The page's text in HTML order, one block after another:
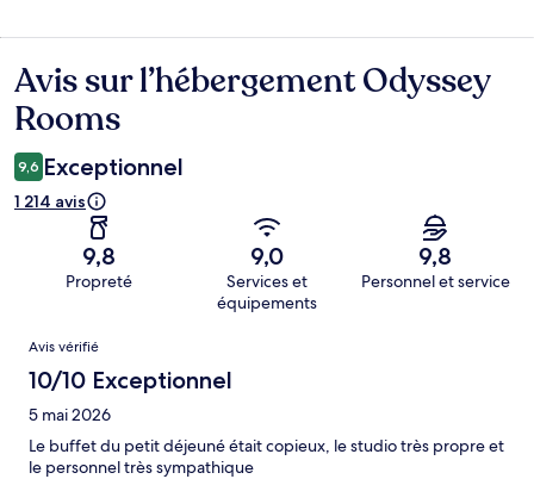
Avis
Avis sur l’hébergement Odyssey
Rooms
9,6 Exceptionnel
1 214 avis
9,8
Propreté
9,0
Services et
équipements
9,8
Personnel et service
Avis
Avis vérifié
10/10 Exceptionnel
5 mai 2026
Le buffet du petit déjeuné était copieux, le studio très propre et
le personnel très sympathique